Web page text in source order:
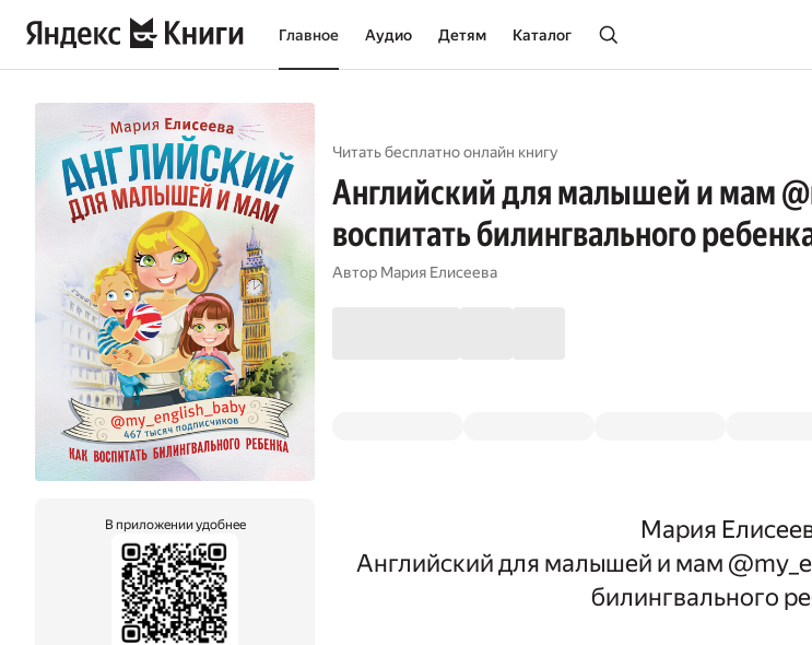
Главное Аудио Детям Каталог
В приложении удобнее
Читать бесплатно онлайн книгу
Английский для малышей и мам
воспитать билингвального
Автор Мария Елисеева
Мария
Английский для малышей и мам
билингвального